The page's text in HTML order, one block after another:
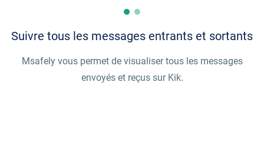
Suivre tous les messages entrants et sortants
Msafely vous permet de visualiser tous les messages
envoyés et reçus sur Kik.